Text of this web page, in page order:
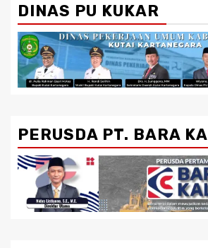
DINAS PU KUKAR
PERUSDA PT. BARA